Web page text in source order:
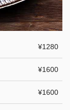
¥1280
¥1600
¥1600